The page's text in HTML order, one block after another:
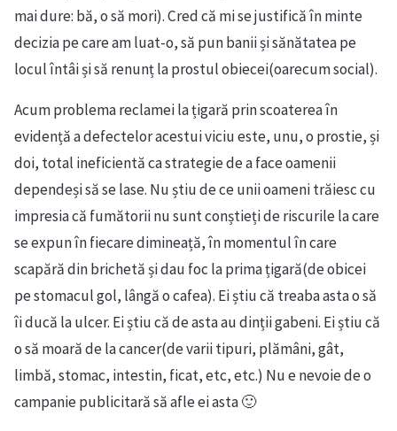
mai dure: bă, o să mori). Cred că mi se justifică în minte
decizia pe care am luat-o, să pun banii și sănătatea pe
locul întâi și să renunț la prostul obiecei(oarecum social).
Acum problema reclamei la țigară prin scoaterea în
evidență a defectelor acestui viciu este, unu, o prostie, și
doi, total ineficientă ca strategie de a face oamenii
dependeși să se lase. Nu știu de ce unii oameni trăiesc cu
impresia că fumătorii nu sunt conștieți de riscurile la care
se expun în fiecare dimineață, în momentul în care
scapără din brichetă și dau foc la prima țigară(de obicei
pe stomacul gol, lângă o cafea). Ei știu că treaba asta o să
îi ducă la ulcer. Ei știu că de asta au dinții gabeni. Ei știu că
o să moară de la cancer(de varii tipuri, plămâni, gât,
limbă, stomac, intestin, ficat, etc, etc.) Nu e nevoie de o
campanie publicitară să afle ei asta 🙂